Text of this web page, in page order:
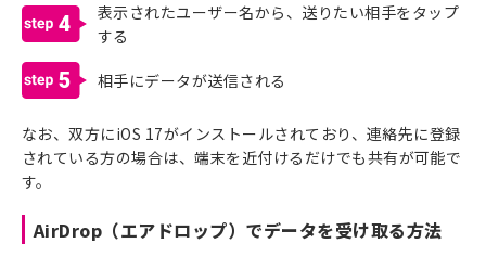
4
表示されたユーザー名から、送りたい相手をタップ
する
5 相手にデータが送信される
なお、双方にiOS 17がインストールされており、連絡先に登録
されている方の場合は、端末を近付けるだけでも共有が可能で
す。
AirDrop（エアドロップ）でデータを受け取る方法